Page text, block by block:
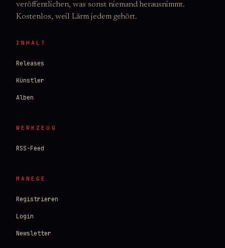
veröffentlichen, was sonst niemand herausnimmt.
Kostenlos, weil Lärm jedem gehört.
INHALT
Releases
Künstler
Alben
WERKZEUG
RSS-Feed
MANEGE
Registrieren
Login
Newsletter